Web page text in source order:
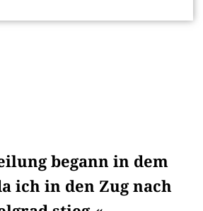
begann in dem
ich in den Zug nach